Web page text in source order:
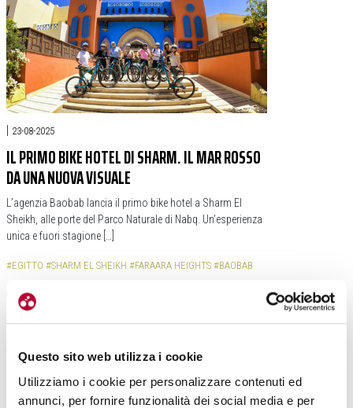
Questo sito web utilizza i cookie
Utilizziamo i cookie per personalizzare contenuti ed
annunci, per fornire funzionalità dei social media e per
| 23-08-2025
IL PRIMO BIKE HOTEL DI SHARM. IL MAR ROSSO
DA UNA NUOVA VISUALE
L’agenzia Baobab lancia il primo bike hotel a Sharm El
Sheikh, alle porte del Parco Naturale di Nabq. Un’esperienza
unica e fuori stagione […]
#EGITTO #SHARM EL SHEIKH #FARAARA HEIGHTS #BAOBAB